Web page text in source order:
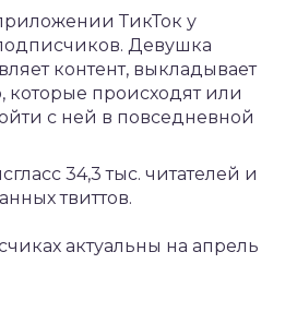
ТикТок у
Девушка
контент, выкладывает
происходят или
с ней в повседневной
34,3 тыс. читателей и
твиттов.
актуальны на апрель